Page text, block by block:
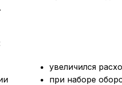
увеличился
при наборе